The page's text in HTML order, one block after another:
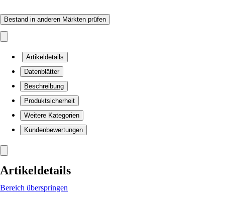
Bestand in anderen Märkten prüfen
Artikeldetails
Datenblätter
Beschreibung
Produktsicherheit
Weitere Kategorien
Kundenbewertungen
Artikeldetails
Bereich überspringen